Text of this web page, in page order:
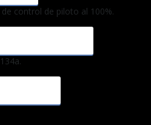
control de piloto al 100%.